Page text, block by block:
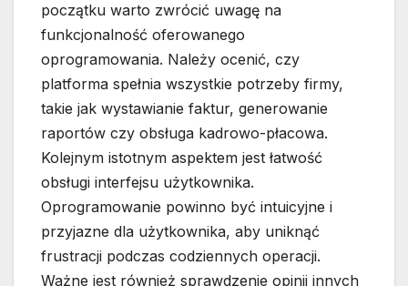
początku warto zwrócić uwagę na
funkcjonalność oferowanego
oprogramowania. Należy ocenić, czy
platforma spełnia wszystkie potrzeby firmy,
takie jak wystawianie faktur, generowanie
raportów czy obsługa kadrowo-płacowa.
Kolejnym istotnym aspektem jest łatwość
obsługi interfejsu użytkownika.
Oprogramowanie powinno być intuicyjne i
przyjazne dla użytkownika, aby uniknąć
frustracji podczas codziennych operacji.
Ważne jest również sprawdzenie opinii innych